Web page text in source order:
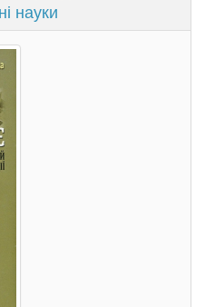
науки